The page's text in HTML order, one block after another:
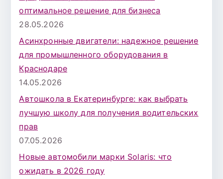
оптимальное решение для бизнеса
28.05.2026
Асинхронные двигатели: надежное решение
для промышленного оборудования в
Краснодаре
14.05.2026
Автошкола в Екатеринбурге: как выбрать
лучшую школу для получения водительских
прав
07.05.2026
Новые автомобили марки Solaris: что
ожидать в 2026 году